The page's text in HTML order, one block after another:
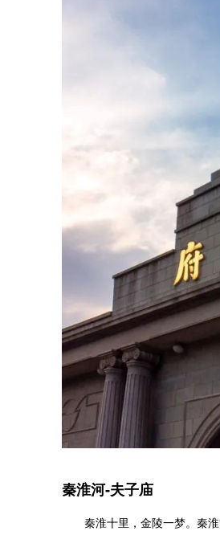
秦淮河-夫子庙
秦淮十里，金陵一梦。秦淮